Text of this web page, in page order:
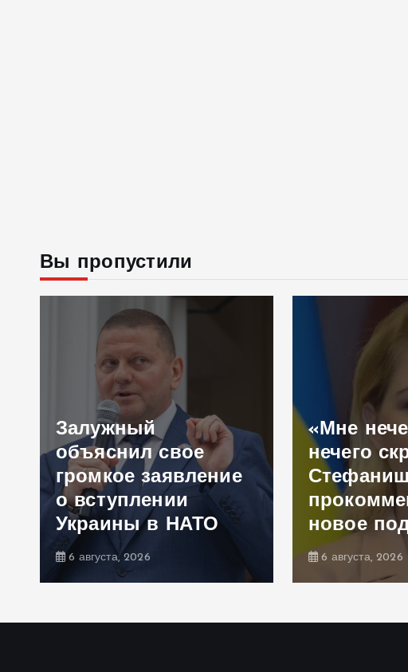
Вы пропустили
Залужный
объяснил свое
громкое заявление
о вступлении
Украины в НАТО
6 августа, 2026
«Мне
нечего
новое
6 августа, 2026